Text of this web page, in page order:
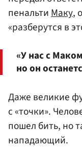
пенальтиМаку,
«разберутся в
«У нас с
но он
Даже великие
с «точки».
пошел бить, но
нападающий.